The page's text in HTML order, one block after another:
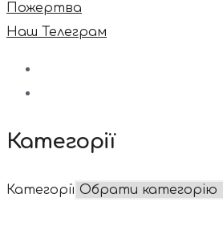
Пожертва
Наш Телеграм
Категорії
Категорії